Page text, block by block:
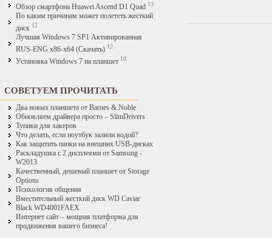
Обзор смартфона Huawei Ascend D1 Quad 13
По каким причинам может полететь жесткий
диск 12
Лучшая Windows 7 SP1 Активированная
RUS-ENG x86-x64 (Скачать) 12
Установка Windows 7 на планшет 10
СОВЕТУЕМ ПРОЧИТАТЬ
Два новых планшета от Barnes & Noble
Обновляем драйвера просто – SlimDrivers
Тупики для хакеров
Что делать, если ноутбук залили водой?
Как защитить папки на внешних USB-дисках
Раскладушка с 2 дисплеями от Samsung -
W2013
Качественный, дешевый планшет от Storage
Options
Психология общения
Вместительный жесткий диск WD Caviar
Black WD4001FAEX
Интернет сайт – мощная платформа для
продвижения вашего бизнеса!